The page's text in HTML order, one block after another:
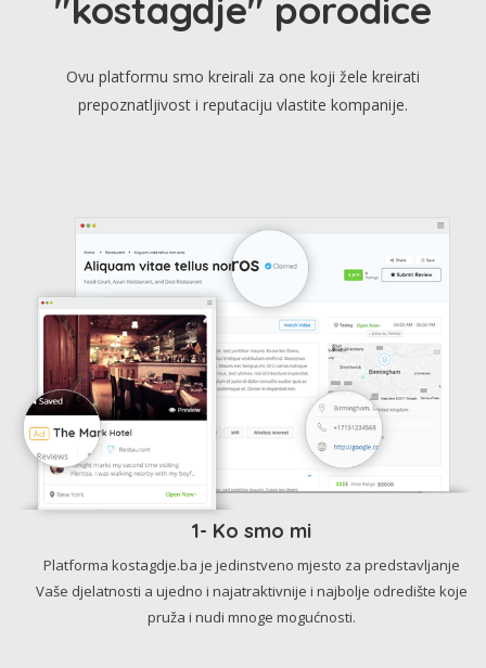
"kostagdje" porodice
Ovu platformu smo kreirali za one koji žele kreirati
prepoznatljivost i reputaciju vlastite kompanije.
1- Ko smo mi
Platforma kostagdje.ba je jedinstveno mjesto za predstavljanje
Vaše djelatnosti a ujedno i najatraktivnije i najbolje odredište koje
pruža i nudi mnoge mogućnosti.